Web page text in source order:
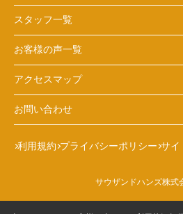
スタッフ一覧
お客様の声一覧
アクセスマップ
お問い合わせ
利用規約 プライバシーポリシー サイ
サウザンドハンズ株式